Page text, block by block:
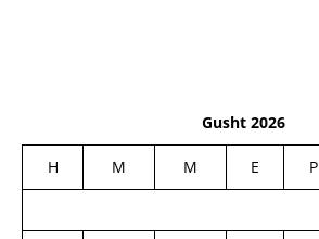
Gusht 2026
H M M E P